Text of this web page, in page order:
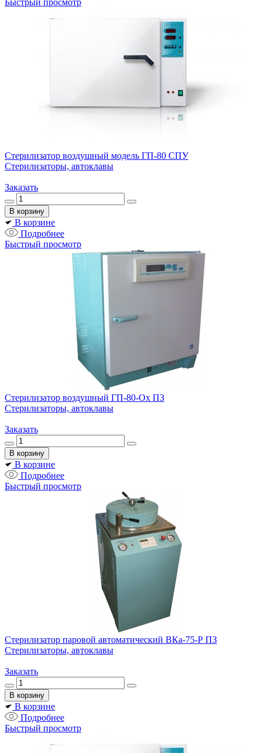
Быстрый просмотр
Стерилизатор воздушный модель ГП-80 СПУ
Стерилизаторы, автоклавы
Заказать
В корзине
Подробнее
Быстрый просмотр
Стерилизатор воздушный ГП-80-Ох ПЗ
Стерилизаторы, автоклавы
Заказать
В корзине
Подробнее
Быстрый просмотр
Стерилизатор паровой автоматический ВКа-75-Р ПЗ
Стерилизаторы, автоклавы
Заказать
В корзине
Подробнее
Быстрый просмотр